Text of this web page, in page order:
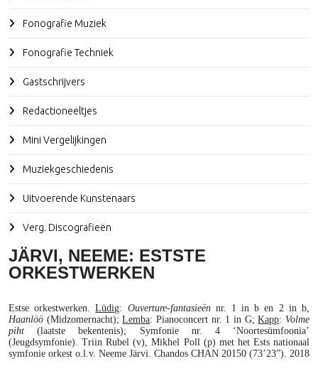
Fonografie Muziek
Fonografie Techniek
Gastschrijvers
Redactioneeltjes
Mini Vergelijkingen
Muziekgeschiedenis
Uitvoerende Kunstenaars
Verg. Discografieën
JÄRVI, NEEME: ESTSTE
ORKESTWERKEN
Estse orkestwerken.Lüdig: Ouverture-fantasieënnr. 1 in b en 2 in b,
Haanlöö (Midzomernacht);Lemba: Pianoconcert nr. 1 in G;Kapp: Volme
piht (laatste bekentenis); Symfonie nr. 4 ‘Noortesümfoonia’
(Jeugdsymfonie). Triin Rubel (v), Mikhel Poll (p) met het Ests nationaal
symfonie orkest o.l.v. Neeme Järvi. Chandos CHAN 20150 (73’23”). 2018